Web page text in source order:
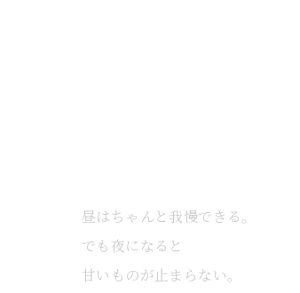
昼はちゃんと我慢できる。
でも夜になると
甘いものが止まらない。